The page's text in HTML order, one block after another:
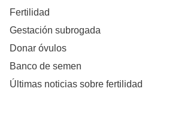
Fertilidad
Gestación subrogada
Donar óvulos
Banco de semen
Últimas noticias sobre fertilidad